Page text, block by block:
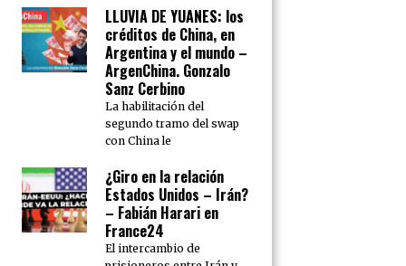
LLUVIA DE YUANES: los
créditos de China, en
Argentina y el mundo –
ArgenChina. Gonzalo
Sanz Cerbino
La habilitación del
segundo tramo del swap
con China le
¿Giro en la relación
Estados Unidos – Irán?
– Fabián Harari en
France24
El intercambio de